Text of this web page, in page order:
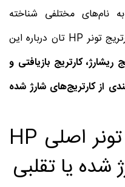
نام‌های مختلفی شناخته
می‌شوند. بهتر است قبل از شارژ کارتریج تونر HP تان درباره این
ریشارژ، کارتریج بازیافتی و
از کارتریج‌های شارژ شده
تشخیص کارتریج تونر اصلی HP
شده یا تقلبی